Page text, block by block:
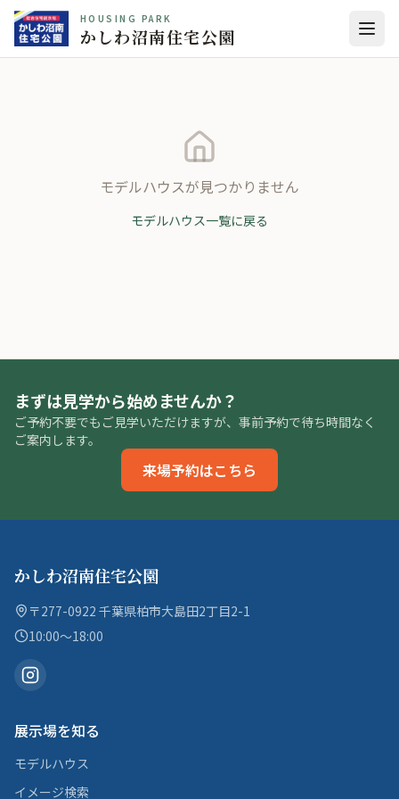
HOUSING PARK
かしわ沼南住宅公園
モデルハウスが見つかりません
モデルハウス一覧に戻る
まずは見学から始めませんか？
ご予約不要でもご見学いただけますが、事前予約で待ち時間なく
ご案内します。
来場予約はこちら
かしわ沼南住宅公園
〒277-0922 千葉県柏市大島田2丁目2-1
10:00〜18:00
展示場を知る
モデルハウス
イメージ検索